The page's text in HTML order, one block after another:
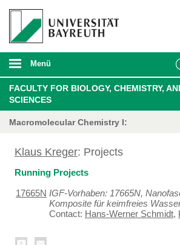
Menü
FACULTY FOR BIOLOGY, CHEMISTRY,
SCIENCES
Macromolecular Chemistry I:
Klaus Kreger: Projects
Running Projects
17665N IGF-Vorhaben: 17665N,
Komposite für keimfreies
Contact: Hans-Werner Schmidt,